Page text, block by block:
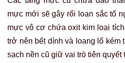
mực mới sẽ gây rối loạn sắc tố
mực vô cơ chứa oxit kim loại
trở nên bết dính và loang lổ kém
sạch nền cũ giữ vai trò tiên